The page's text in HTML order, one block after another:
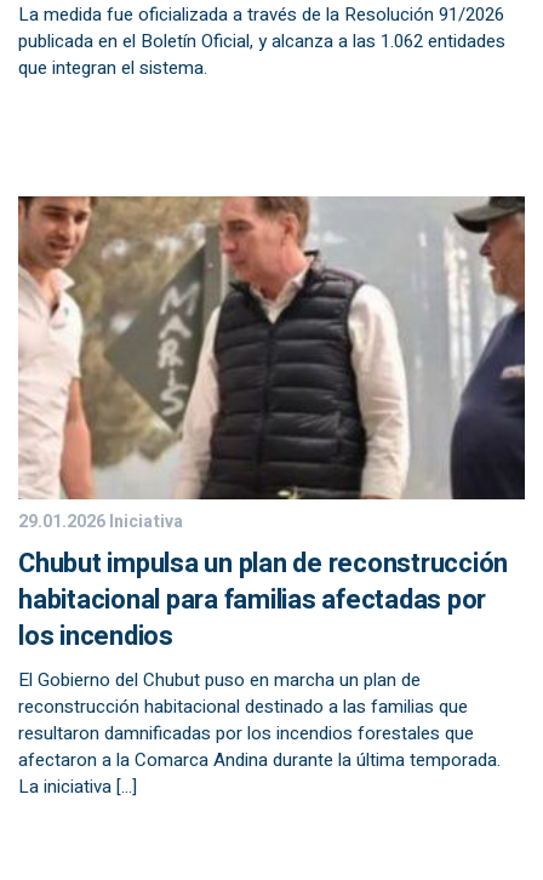
La medida fue oficializada a través de la Resolución 91/2026
publicada en el Boletín Oficial, y alcanza a las 1.062 entidades
que integran el sistema.
29.01.2026Iniciativa
Chubut impulsa un plan de reconstrucción
habitacional para familias afectadas por
los incendios
El Gobierno del Chubut puso en marcha un plan de
reconstrucción habitacional destinado a las familias que
resultaron damnificadas por los incendios forestales que
afectaron a la Comarca Andina durante la última temporada.
La iniciativa […]